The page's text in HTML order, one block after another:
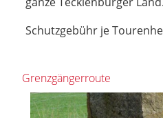
Schutzgebühr je
Grenzgängerroute